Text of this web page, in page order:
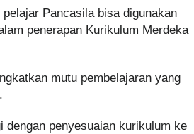
Pancasila bisa digunakan
penerapan Kurikulum Merdeka
mutu pembelajaran yang
dengan penyesuaian kurikulum ke